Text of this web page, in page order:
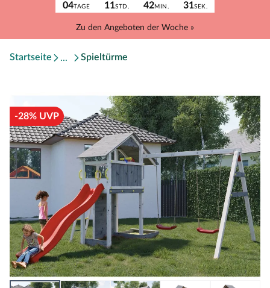
04TAGE 11STD. 42MIN. 31SEK.
Zu den Angeboten der Woche »
Startseite Spieltürme
-28% UVP